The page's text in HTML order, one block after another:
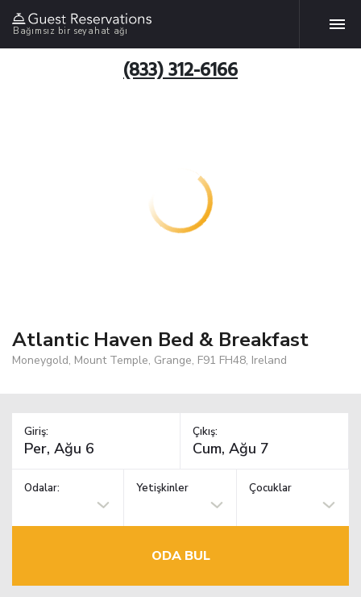
Bağımsız bir seyahat ağı
(833) 312-6166
Atlantic Haven Bed & Breakfast
Moneygold, Mount Temple, Grange, F91 FH48, Ireland
Giriş: Çıkış:
Odalar: Yetişkinler Çocuklar
ODA BUL